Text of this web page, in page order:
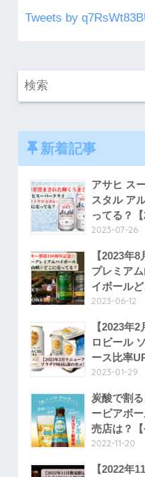
Tweets by
新着記事
アサヒ ス
スタル ア
ってる？
2023-07-26
【2023年
プレミア
イボール
2023-06-12
【2023年
ロビール
ース比率
2023-01-29
炭酸で割
ービアボ
売店は？【
2022-11-20
【2022年